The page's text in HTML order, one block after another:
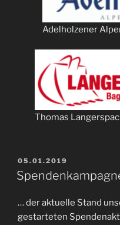
Adelholzener
Thomas
VERÖFFENTLICHT
AM
05.01.2019
… der aktuelle Stand
gestarteten